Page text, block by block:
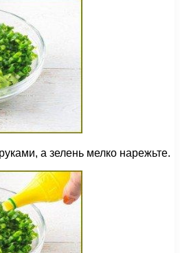
а зелень мелко нарежьте.